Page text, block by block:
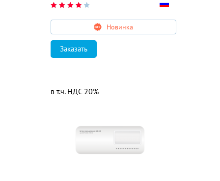
Новинка
Заказать
в т.ч. НДС 20%